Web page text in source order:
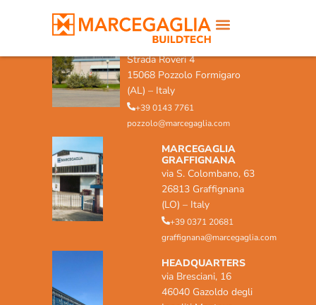
MARCEGAGLIA POZZOLO
FORMIGARO
Strada Roveri 4
15068 Pozzolo Formigaro
(AL) – Italy
+39 0143 7761
pozzolo@marcegaglia.com
MARCEGAGLIA
GRAFFIGNANA
via S. Colombano, 63
26813 Graffignana
(LO) – Italy
+39 0371 20681
graffignana@marcegaglia.com
HEADQUARTERS
via Bresciani, 16
46040 Gazoldo degli